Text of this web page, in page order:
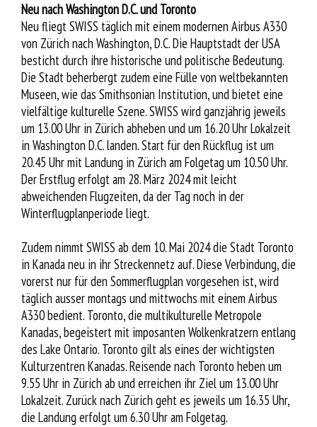
Neu nach Washington D.C. und Toronto
Neu fliegt SWISS täglich mit einem modernen Airbus A330
von Zürich nach Washington, D.C. Die Hauptstadt der USA
besticht durch ihre historische und politische Bedeutung.
Die Stadt beherbergt zudem eine Fülle von weltbekannten
Museen, wie das Smithsonian Institution, und bietet eine
vielfältige kulturelle Szene. SWISS wird ganzjährig jeweils
um 13.00 Uhr in Zürich abheben und um 16.20 Uhr Lokalzeit
in Washington D.C. landen. Start für den Rückflug ist um
20.45 Uhr mit Landung in Zürich am Folgetag um 10.50 Uhr.
Der Erstflug erfolgt am 28. März 2024 mit leicht
abweichenden Flugzeiten, da der Tag noch in der
Winterflugplanperiode liegt.
Zudem nimmt SWISS ab dem 10. Mai 2024 die Stadt Toronto
in Kanada neu in ihr Streckennetz auf. Diese Verbindung, die
vorerst nur für den Sommerflugplan vorgesehen ist, wird
täglich ausser montags und mittwochs mit einem Airbus
A330 bedient. Toronto, die multikulturelle Metropole
Kanadas, begeistert mit imposanten Wolkenkratzern entlang
des Lake Ontario. Toronto gilt als eines der wichtigsten
Kulturzentren Kanadas. Reisende nach Toronto heben um
9.55 Uhr in Zürich ab und erreichen ihr Ziel um 13.00 Uhr
Lokalzeit. Zurück nach Zürich geht es jeweils um 16.35 Uhr,
die Landung erfolgt um 6.30 Uhr am Folgetag.